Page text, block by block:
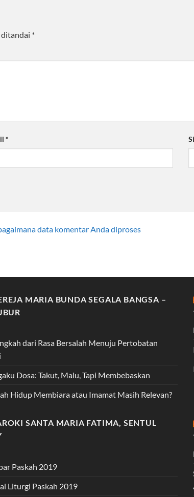
ditandai *
*
data komentar Anda diproses
MARIA BUNDA SEGALA BANGSA –
dari Rasa Bersalah Menuju Pertobatan
Dosa: Takut, Malu, Tapi Membebaskan
Hidup Membiara atau Imamat Masih Relevan?
SANTA MARIA FATIMA, SENTUL
Paskah 2019
Liturgi Paskah 2019